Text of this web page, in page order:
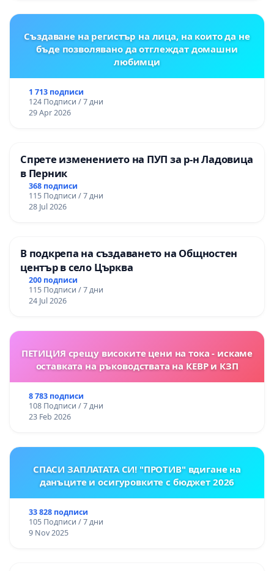
Създаване на регистър на лица, на които да не
бъде позволявано да отглеждат домашни
любимци
1 713 подписи
124 Подписи / 7 дни
29 Apr 2026
Спрете изменението на ПУП за р-н Ладовица
в Перник
368 подписи
115 Подписи / 7 дни
28 Jul 2026
В подкрепа на създаването на Общностен
център в село Църква
200 подписи
115 Подписи / 7 дни
24 Jul 2026
ПЕТИЦИЯ срещу високите цени на тока - искаме
оставката на ръководствата на КЕВР и КЗП
8 783 подписи
108 Подписи / 7 дни
23 Feb 2026
СПАСИ ЗАПЛАТАТА СИ! "ПРОТИВ" вдигане на
данъците и осигуровките с бюджет 2026
33 828 подписи
105 Подписи / 7 дни
9 Nov 2025